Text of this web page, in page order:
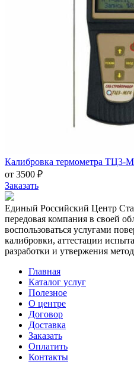
Калибровка термометра ТЦ3-
от 3500 ₽
Заказать
Единый Российский Центр
передовая компания в своей
воспользоваться услугами
калибровки, аттестации
разработки и утвержения
Главная
Каталог услуг
Полезное
О центре
Договор
Доставка
Заказать
Оплатить
Контакты